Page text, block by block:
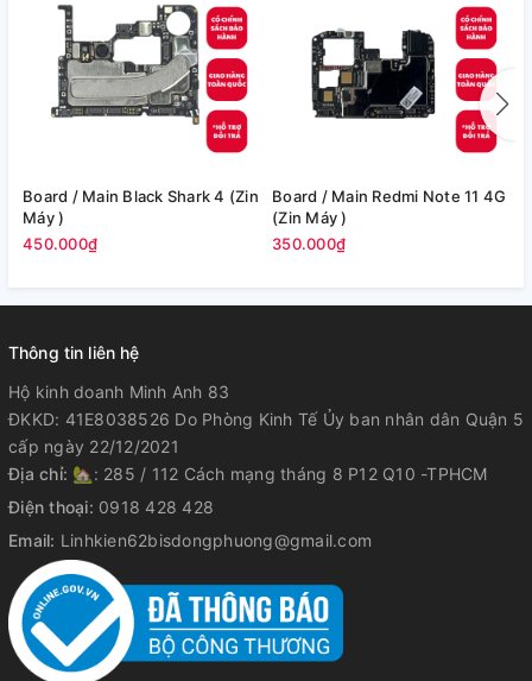
Board / Main Black Shark 4 (Zin
Máy )
450.000₫
Board / Main Redmi Note 11 4G
(Zin Máy )
350.000₫
Thông tin liên hệ
Hộ kinh doanh Minh Anh 83
ĐKKD: 41E8038526 Do Phòng Kinh Tế Ủy ban nhân dân Quận 5
cấp ngày 22/12/2021
Địa chỉ: 🏡: 285 / 112 Cách mạng tháng 8 P12 Q10 -TPHCM
Điện thoại: 0918 428 428
Email: Linhkien62bisdongphuong@gmail.com